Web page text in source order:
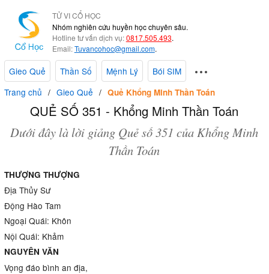
TỬ VI CỔ HỌC
Nhóm nghiên cứu huyền học chuyên sâu.
Hotline tư vấn dịch vụ:0817.505.493.
Email:Tuvancohoc@gmail.com.
Gieo Quẻ Thần Số Mệnh Lý
Bói SIM
Trang chủ
Gieo Quẻ Quẻ Khổng Minh Thần Toán
QUẺ SỐ 351 - Khổng Minh Thần Toán
Dưới đây là lời giảng Quẻ số 351 của Khổng Minh
Thần Toán
THƯỢNG THƯỢNG
Địa Thủy Sư
Động Hào Tam
Ngoại Quái: Khôn
Nội Quái: Khảm
NGUYÊN VĂN
Vọng đáo bình an địa,